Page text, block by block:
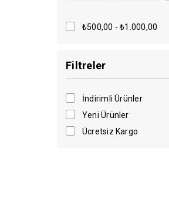
₺500,00 - ₺1.000,00
Filtreler
İndirimli Ürünler
Yeni Ürünler
Ücretsiz Kargo